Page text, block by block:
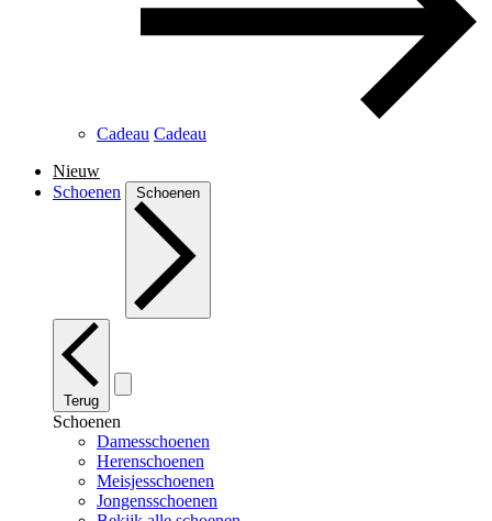
Cadeau Cadeau
Nieuw
Schoenen
Schoenen
Terug
Schoenen
Damesschoenen
Herenschoenen
Meisjesschoenen
Jongensschoenen